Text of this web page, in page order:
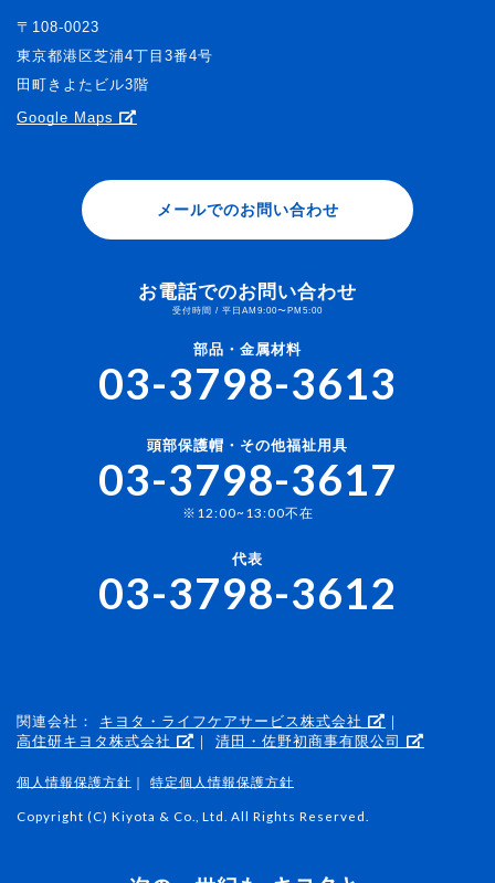
〒108-0023
東京都港区芝浦4丁目3番4号
田町きよたビル3階
Google Maps
メールでのお問い合わせ
お電話でのお問い合わせ
受付時間 / 平日AM9:00〜PM5:00
部品・金属材料
03-3798-3613
頭部保護帽・その他福祉用具
03-3798-3617
※12:00~13:00不在
代表
03-3798-3612
関連会社： キヨタ・ライフケアサービス株式会社
｜
高住研キヨタ株式会社
｜ 清田・佐野初商事有限公司
個人情報保護方針 ｜ 特定個人情報保護方針
Copyright (C) Kiyota & Co., Ltd. All Rights Reserved.